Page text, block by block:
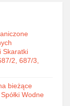
Skaratki
2, 687/3,
bieżące
Wodne